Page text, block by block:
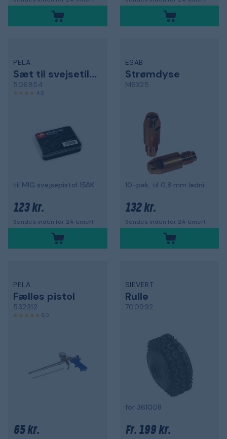
PELA
Sæt til svejsetilbehør
506854
4,0
til MIG svejsepistol 15AK
123 kr.
Sendes inden for 24 timer!
ESAB
Strømdyse
M6X25
10-pak, til 0,8 mm ledning
132 kr.
Sendes inden for 24 timer!
PELA
Fælles pistol
532312
5,0
65 kr.
SIEVERT
Rulle
700992
for 361008
Fr. 199 kr.